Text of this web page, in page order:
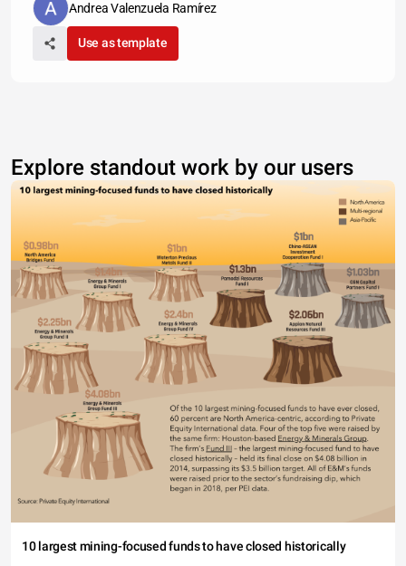
Andrea Valenzuela Ramírez
Use as template
Explore standout work by our users
10 largest mining-focused funds to have closed historically